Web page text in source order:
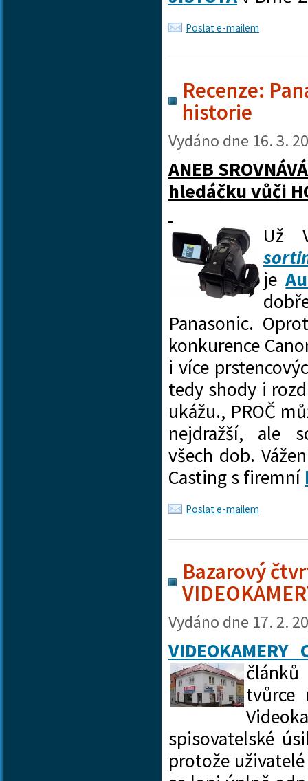
Poslat e-mailem
Recenze:
historie
Vydáno dne 16. 3.
ANEB
hledáčku vůči
Už
je
Panasonic.
konkurence
i více
tedy shody i
ukážu., PROČ
nejdražší, ale
všech dob.
Casting s firemní
Poslat e-mailem
Bazarový
Vydáno dne 17. 2.
VIDEOKAMERY
tvůrce
spisovatelské
protože